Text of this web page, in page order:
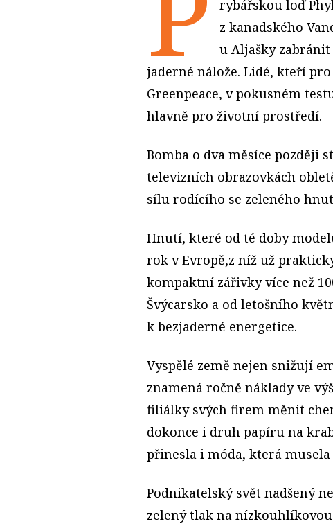
rybářskou loď
z kanadského
u Aljašky
jaderné nálože. Lidé, kteří
Greenpeace, v pokusném
hlavně pro životní prostředí.
Bomba o dva měsíce později
televizních obrazovkách
sílu rodícího se zeleného
Hnutí, které od té doby
rok v Evropě,z níž už
kompaktní zářivky více než
Švýcarsko a od letošního
k bezjaderné energetice.
Vyspělé země nejen snižují
znamená ročně náklady ve
filiálky svých firem měnit
dokonce i druh papíru na
přinesla i móda, která
Podnikatelský svět nadšený
zelený tlak na